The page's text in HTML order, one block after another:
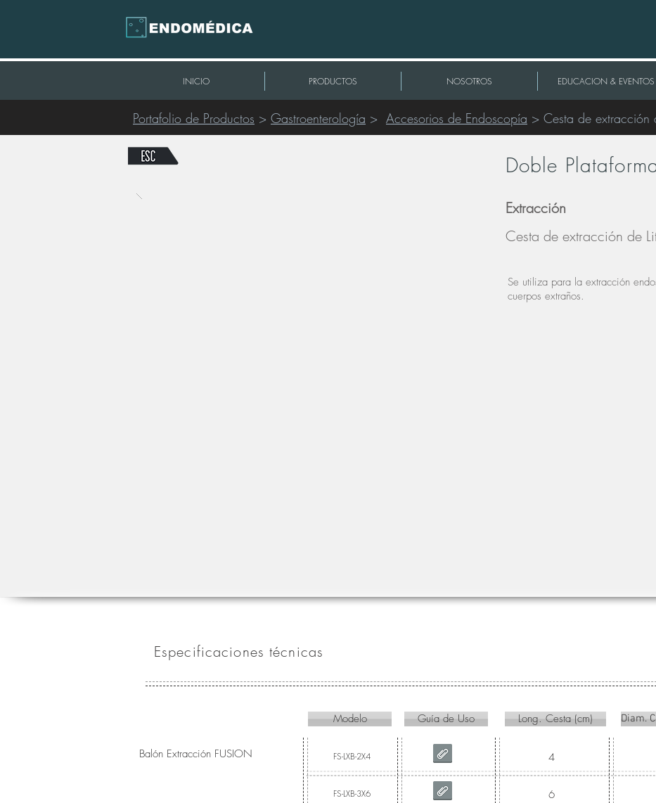
INICIO PRODUCTOS NOSOTROS EDUCACION & EVENTOS
Doble
Extracción
Cesta de extracción de
Se utiliza para la extracción
cuerpos extraños.
Especificaciones técnicas
Balón Extracción FUSION FS-LXB-2X4 4
Modelo Long. Cesta (cm) Diam.
Portafolio de Productos > Gastroenterología > Accesorios de Endoscopía > Cesta de extracción
Guía de Uso
FS-LXB-3X6 6